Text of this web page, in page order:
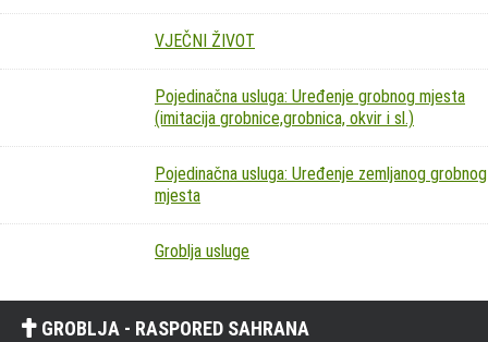
VJEČNI ŽIVOT
Pojedinačna usluga: Uređenje grobnog mjesta
(imitacija grobnice,grobnica, okvir i sl.)
Pojedinačna usluga: Uređenje zemljanog grobnog
mjesta
Groblja usluge
GROBLJA - RASPORED SAHRANA